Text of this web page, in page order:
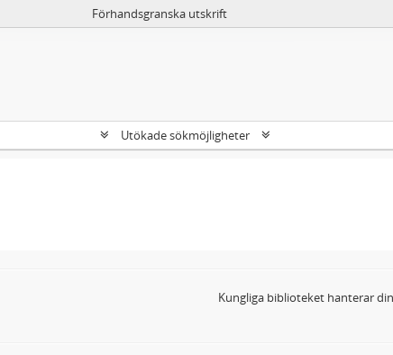
Förhandsgranska utskrift
Utökade sökmöjligheter
Kungliga biblioteket hanterar